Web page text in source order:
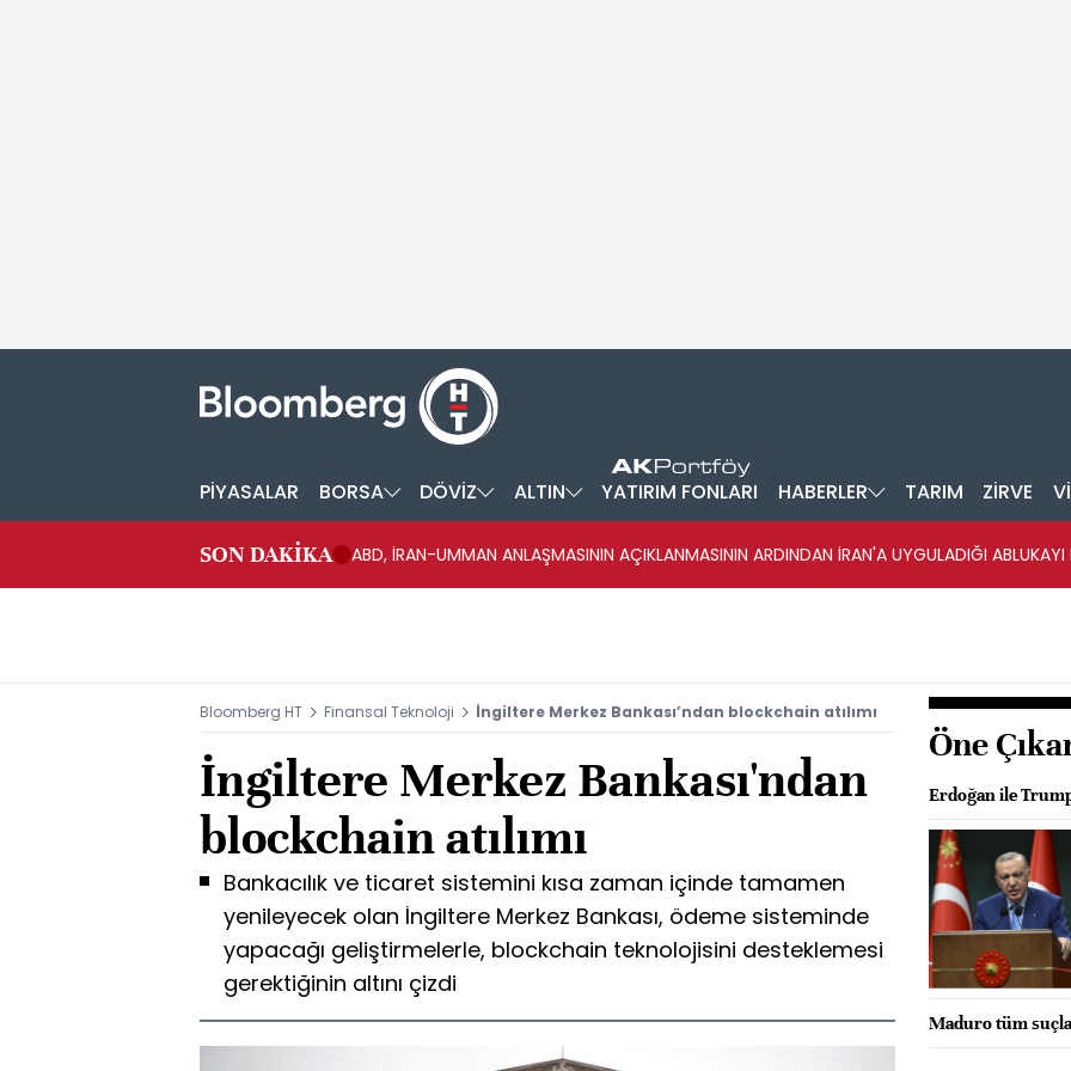
PİYASALAR BORSA DÖVİZ ALTIN YATIRIM FONLARI HABERLER TARIM ZİRVE
SON DAKİKA ABD, İRAN-UMMAN ANLAŞMASININ AÇIKLANMASININ ARDINDAN İRAN'A UYGULADIĞI ABLUKAYI
Bloomberg HT Finansal Teknoloji İngiltere Merkez Bankası’ndan blockchain atılımı
İngiltere Merkez Bankası'ndan
blockchain atılımı
Bankacılık ve ticaret sistemini kısa zaman içinde tamamen
yenileyecek olan İngiltere Merkez Bankası, ödeme sisteminde
yapacağı geliştirmelerle, blockchain teknolojisini desteklemesi
gerektiğinin altını çizdi
Öne
Erdoğan ile
Maduro tüm